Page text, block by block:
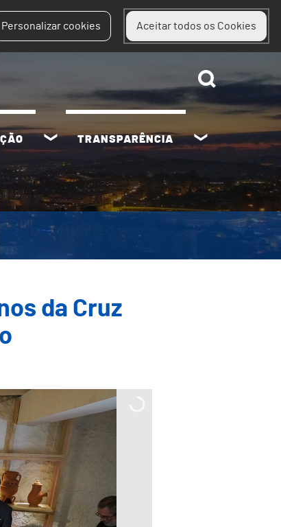
Personalizar cookies Aceitar todos os Cookies
TRANSPARÊNCIA
da Cruz